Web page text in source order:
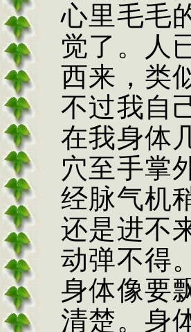
心里毛毛
觉了。人
西来，类
不过我自
在我身体
穴至手掌
经脉气机
还是进不
动弹不得
身体像要
清楚。身